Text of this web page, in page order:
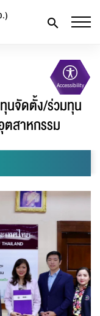
.)
Accessibility
นจัดตั้ง/ร่วมทุน
ตสาหกรรม